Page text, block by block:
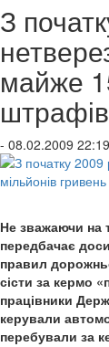
З
майже
штрафів
- 08.02.2009 22:19
Не зважаючи на
передбачає
правил
сісти за кермо
працівники
керували
перебували за